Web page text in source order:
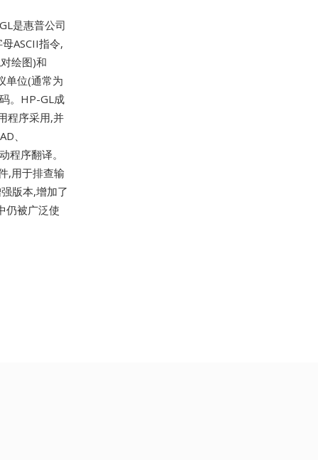
是惠普公司
ASCII指令,
绘图)和
单位(通常为
。HP-GL成
程序采用,并
、
程序翻译。
,用于排查输
版本,增加了
仍被广泛使